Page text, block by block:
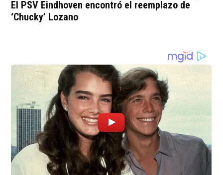
El PSV Eindhoven encontró el reemplazo de
‘Chucky’ Lozano